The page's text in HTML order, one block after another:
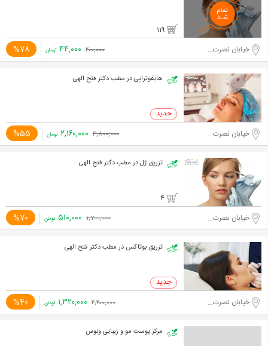
119
خیابان نصرت غربی %78 ۲۰۰,۰۰۰ ۴۴,۰۰۰ تومان
هایفوتراپی در مطب دکتر فتح الهی
خیابان نصرت غربی %55 ۴,۸۰۰,۰۰۰ ۲,۱۶۰,۰۰۰ تومان
تزریق ژل در مطب دکتر فتح الهی
4
خیابان نصرت غربی %70 ۱,۷۰۰,۰۰۰ ۵۱۰,۰۰۰ تومان
تزریق بوتاکس در مطب دکتر فتح الهی
خیابان نصرت غربی %40 ۲,۲۰۰,۰۰۰ ۱,۳۲۰,۰۰۰ تومان
مرکز پوست مو و زیبایی ونوس